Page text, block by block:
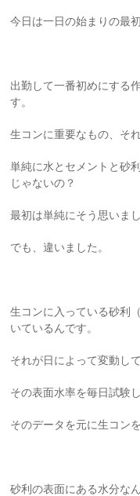
今日は一日の始まりの最
出勤して一番初めにする
す。
生コンに重要なもの、そ
単純に水とセメントと砂
じゃないの？
最初は単純にそう思いまし
でも、違いました。
生コンに入っている砂利
いているんです。
それが日によって変動して
その表面水率を毎日試験
そのデータを元に生コン
砂利の表面にある水分な